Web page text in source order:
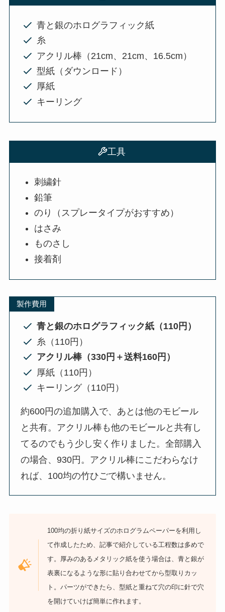
青と銀のホログラフィック紙
糸
アクリル棒（21cm、21cm、16.5cm）
型紙（ダウンロード）
厚紙
キーリング
工具
刺繍針
鉛筆
のり（スプレータイプがおすすめ）
はさみ
ものさし
接着剤
製作費用
青と銀のホログラフィック紙（110円）
糸（110円）
アクリル棒（330円＋送料160円）
厚紙（110円）
キーリング（110円）
約600円の追加購入で、あとは他のモビール
と共有。アクリル棒も他のモビールと共有し
てるのでもう少し安く作りました。全部購入
の場合、930円。アクリル棒にこだわらなけ
れば、100均の竹ひごで構いません。
100均の折り紙サイズのホログラムペーパーを利用し
て作成したため、記事で紹介している工程数は多めで
す。厚みのあるメタリック紙を使う場合は、青と銀が
表裏になるような形に貼り合わせてから型取りカッ
ト。パーツができたら、型紙と重ねて穴の印に針で穴
を開けていけば簡単に作れます。